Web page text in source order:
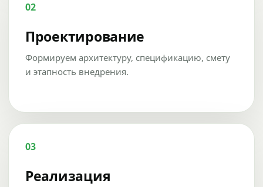
02
Проектирование
Формируем архитектуру, спецификацию, смету
и этапность внедрения.
03
Реализация